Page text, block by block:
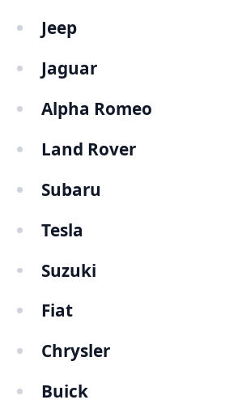
Jeep
Jaguar
Alpha Romeo
Land Rover
Subaru
Tesla
Suzuki
Fiat
Chrysler
Buick